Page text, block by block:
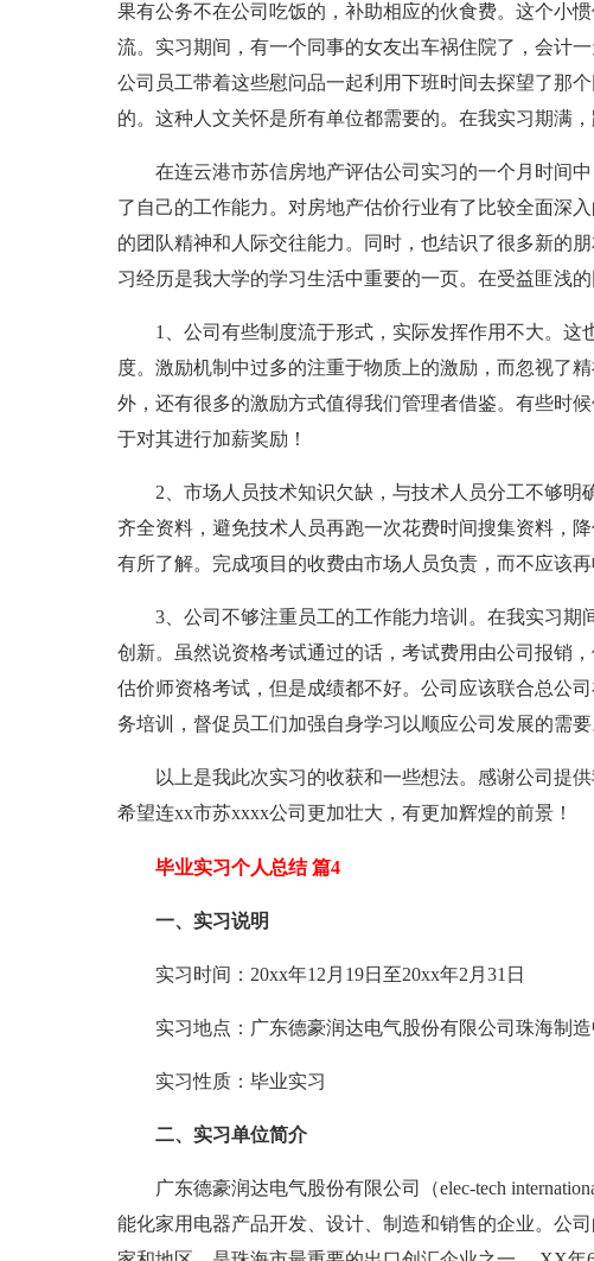
果有公务不在公司吃饭的，补助相应的伙食费。这个小
流。实习期间，有一个同事的女友出车祸住院了，会计
公司员工带着这些慰问品一起利用下班时间去探望了那
的。这种人文关怀是所有单位都需要的。在我实习期满，
在连云港市苏信房地产评估公司实习的一个月时间中
了自己的工作能力。对房地产估价行业有了比较全面深
的团队精神和人际交往能力。同时，也结识了很多新的
习经历是我大学的学习生活中重要的一页。在受益匪浅
1、公司有些制度流于形式，实际发挥作用不大。这
度。激励机制中过多的注重于物质上的激励，而忽视了
外，还有很多的激励方式值得我们管理者借鉴。有些时
于对其进行加薪奖励！
2、市场人员技术知识欠缺，与技术人员分工不够明
齐全资料，避免技术人员再跑一次花费时间搜集资料，
有所了解。完成项目的收费由市场人员负责，而不应该再
3、公司不够注重员工的工作能力培训。在我实习期
创新。虽然说资格考试通过的话，考试费用由公司报销
估价师资格考试，但是成绩都不好。公司应该联合总公
务培训，督促员工们加强自身学习以顺应公司发展的需要
以上是我此次实习的收获和一些想法。感谢公司提供
希望连xx市苏xxxx公司更加壮大，有更加辉煌的前景！
毕业实习个人总结 篇4
一、实习说明
实习时间：20xx年12月19日至20xx年2月31日
实习地点：广东德豪润达电气股份有限公司珠海制造
实习性质：毕业实习
二、实习单位简介
广东德豪润达电气股份有限公司（elec-tech
能化家用电器产品开发、设计、制造和销售的企业。公